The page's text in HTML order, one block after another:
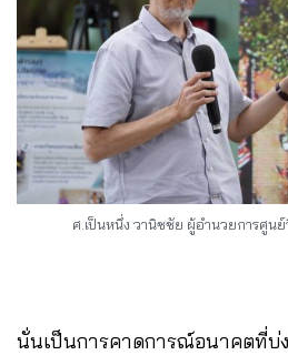
ศ.เป็นหนึ่ง วานิชชัย ผู้อำนวยการศูน
นั่นเป็นการคาดการณ์อนาคตที่บ่